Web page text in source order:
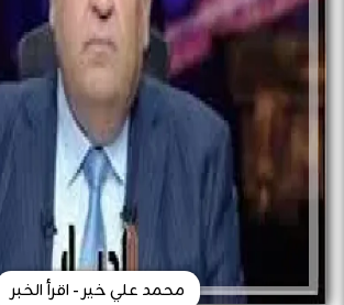
محمد علي خير - اقرأ الخبر